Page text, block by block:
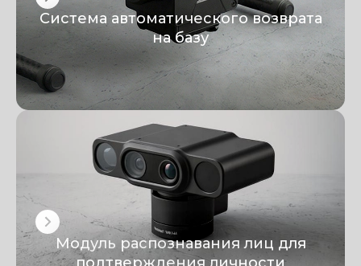
Система автоматического возврата
на базу
Модуль распознавания лиц для